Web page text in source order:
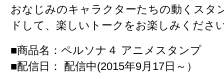
おなじみのキャラクターたちの動くスタ
ドして、楽しいトークをお楽しみくださ
■商品名 ：ペルソナ４ アニメスタンプ
■配信日 ： 配信中(2015年9月17日～）